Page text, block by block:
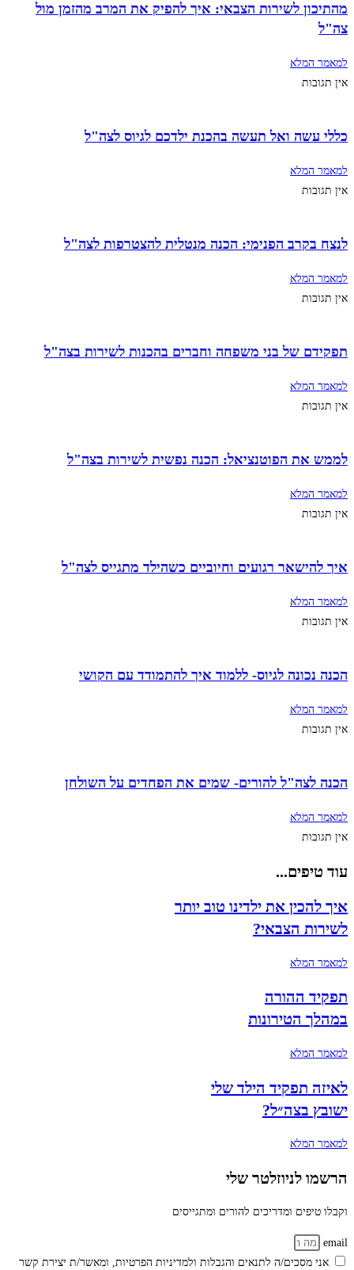
מהתיכון לשירות הצבאי: איך להפיק את המרב מהזמן מול
צה"ל
למאמר המלא
אין תגובות
כללי עשה ואל תעשה בהכנת ילדכם לגיוס לצה"ל
למאמר המלא
אין תגובות
לנצח בקרב הפנימי: הכנה מנטלית להצטרפות לצה"ל
למאמר המלא
אין תגובות
תפקידם של בני משפחה וחברים בהכנות לשירות בצה"ל
למאמר המלא
אין תגובות
לממש את הפוטנציאל: הכנה נפשית לשירות בצה"ל
למאמר המלא
אין תגובות
איך להישאר רגועים וחיוביים כשהילד מתגייס לצה"ל
למאמר המלא
אין תגובות
הכנה נכונה לגיוס- ללמוד איך להתמודד עם הקושי
למאמר המלא
אין תגובות
הכנה לצה"ל להורים- שמים את הפחדים על השולחן
למאמר המלא
אין תגובות
עוד טיפים...
איך להכין את ילדינו טוב יותר
לשירות הצבאי?
למאמר המלא
תפקיד ההורה
במהלך הטירונות
למאמר המלא
לאיזה תפקיד הילד שלי
ישובץ בצה״ל?
למאמר המלא
הרשמו לניוזלטר שלי
וקבלו טיפים ומדריכים להורים ומתגייסים
email
אני מסכים/ה לתנאים והגבלות ולמדיניות הפרטיות, ומאשר/ת יצירת קשר